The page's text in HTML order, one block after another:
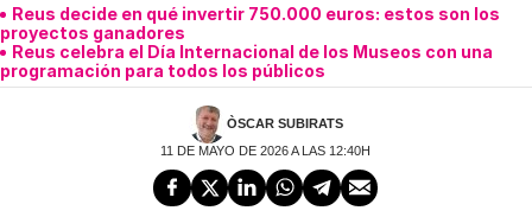
Reus decide en qué invertir 750.000 euros: estos son los
proyectos ganadores
Reus celebra el Día Internacional de los Museos con una
programación para todos los públicos
ÒSCAR SUBIRATS
11 DE MAYO DE 2026 A LAS 12:40H